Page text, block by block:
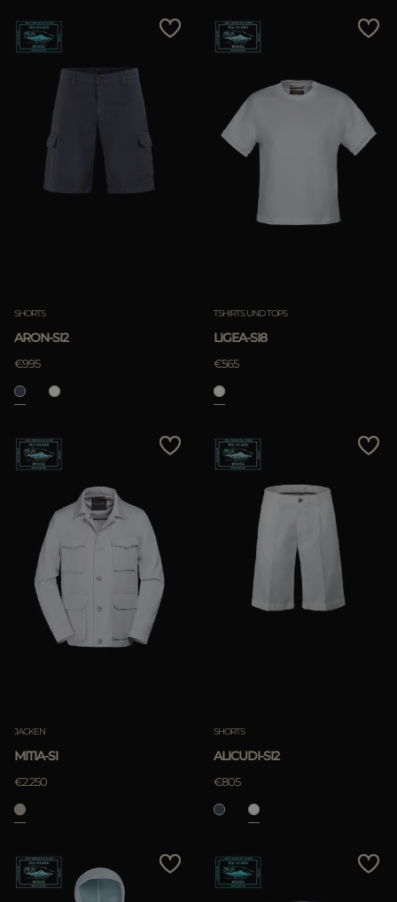
SHORTS
ARON-SI2
€995
TSHIRTS UND TOPS
LIGEA-SI8
€565
JACKEN
MITIA-SI
€2.250
SHORTS
ALICUDI-SI2
€805